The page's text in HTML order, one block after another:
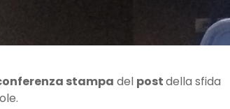
stampa del postdella sfida